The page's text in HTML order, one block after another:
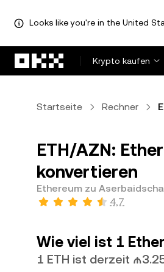
Looks like you're in the United
Krypto kaufen
Startseite Rechner
ETH/AZN:
konvertieren
Ethereum zu
4,7
Wie viel ist 1
1 ETH ist derzeit